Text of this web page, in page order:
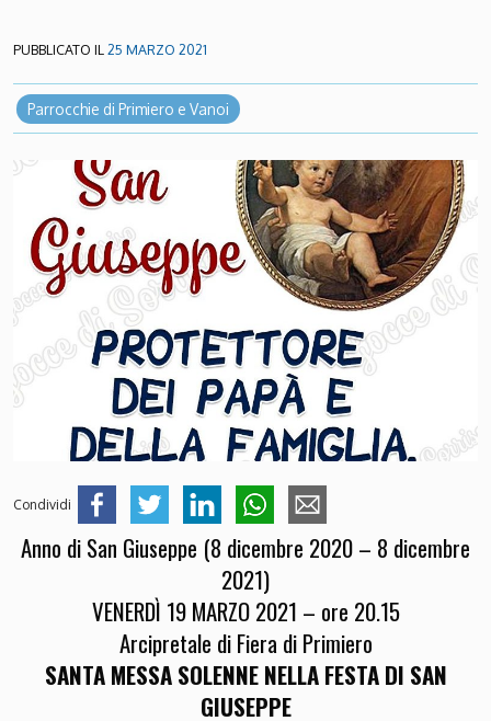
PUBBLICATO IL25 MARZO 2021
Parrocchie di Primiero e Vanoi
Condividi
Anno di San Giuseppe (8 dicembre 2020 – 8 dicembre
2021)
VENERDÌ 19 MARZO 2021 – ore 20.15
Arcipretale di Fiera di Primiero
SANTA MESSA SOLENNE NELLA FESTA DI SAN
GIUSEPPE